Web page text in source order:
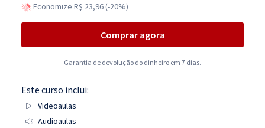
Economize R$ 23,96 (-20%)
Comprar agora
Garantia de devolução do dinheiro em 7 dias.
Este curso inclui:
Videoaulas
Audioaulas